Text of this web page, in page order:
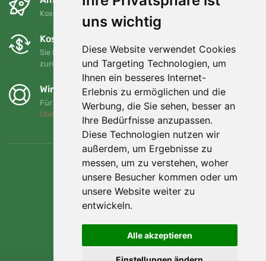
uns wichtig
Diese Website verwendet Cookies
und Targeting Technologien, um
Ihnen ein besseres Internet-
Erlebnis zu ermöglichen und die
Werbung, die Sie sehen, besser an
Ihre Bedürfnisse anzupassen.
Diese Technologien nutzen wir
außerdem, um Ergebnisse zu
messen, um zu verstehen, woher
unsere Besucher kommen oder um
unsere Website weiter zu
entwickeln.
Alle akzeptieren
Kostenloser Versand für Bestellungen über 80 EUR
Kostenloser Umtausch und Rückgabe
Sie können Ihre Bestellung jederzeit innerhalb von 90 Tagen
zurückgeben oder umtauschen.
Wir unterstützen Trees.org
Für jede Bestellung pflanzen wir einen Baum! Mehr lesen
Über uns